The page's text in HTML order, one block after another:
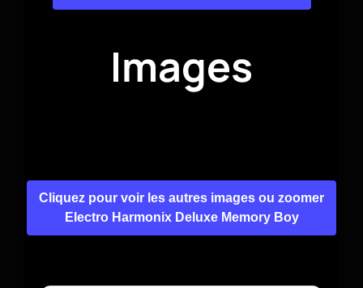
Images
Cliquez pour voir les autres images ou zoomer
Electro Harmonix Deluxe Memory Boy